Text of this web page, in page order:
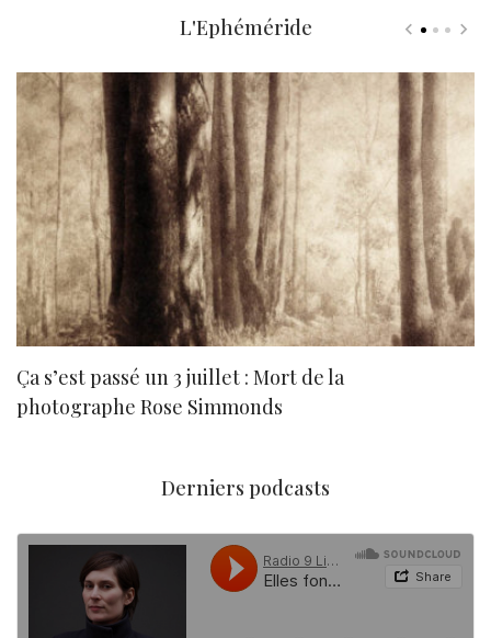
L'Ephéméride
Ça s’est passé un 3 juillet : Mort de la
photographe Rose Simmonds
Derniers podcasts